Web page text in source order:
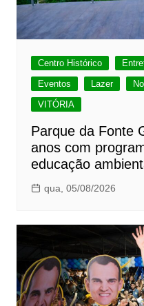
Centro Histórico
Eventos
Lazer
VITÓRIA
Parque da Fonte
anos com
educação
qua, 05/08/2026